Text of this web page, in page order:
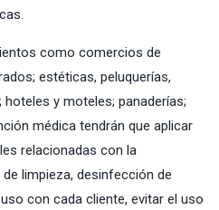
como comercios de
estéticas, peluquerías,
y moteles; panaderías;
médica tendrán que aplicar
relacionadas con la
limpieza, desinfección de
con cada cliente, evitar el uso